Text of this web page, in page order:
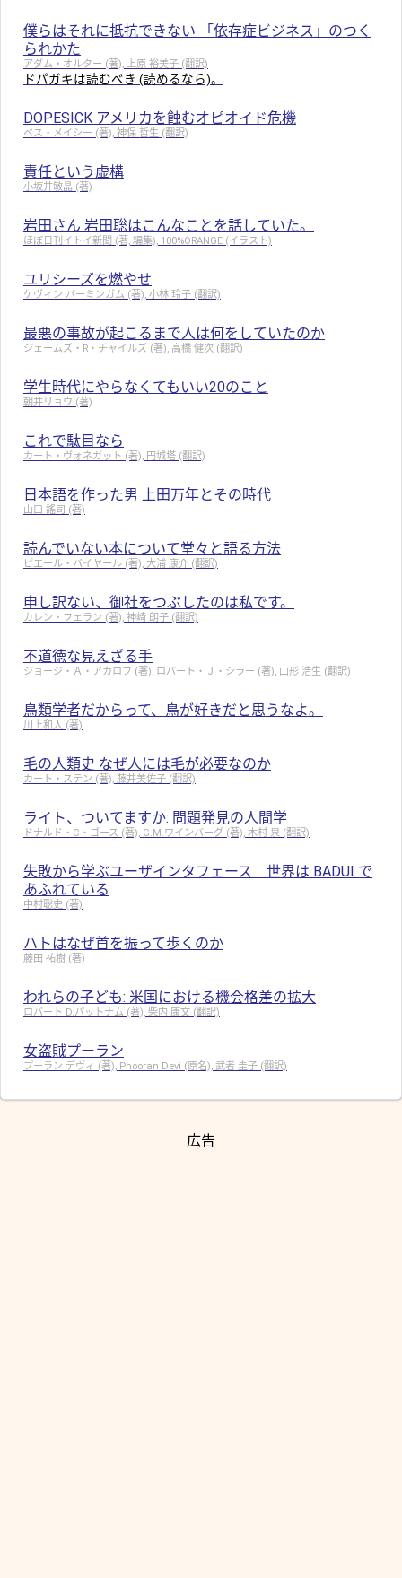
僕らはそれに抵抗できない 「依存症ビジネス」のつく
られかた
アダム・オルター (著), 上原 裕美子 (翻訳)
ドパガキは読むべき (読めるなら)。
DOPESICK アメリカを蝕むオピオイド危機
ベス・メイシー (著), 神保 哲生 (翻訳)
責任という虚構
小坂井敏晶 (著)
岩田さん 岩田聡はこんなことを話していた。
ほぼ日刊イトイ新聞 (著, 編集), 100%ORANGE (イラスト)
ユリシーズを燃やせ
ケヴィン バーミンガム (著), 小林 玲子 (翻訳)
最悪の事故が起こるまで人は何をしていたのか
ジェームズ・R・チャイルズ (著), 高橋 健次 (翻訳)
学生時代にやらなくてもいい20のこと
朝井リョウ (著)
これで駄目なら
カート・ヴォネガット (著), 円城塔 (翻訳)
日本語を作った男 上田万年とその時代
山口 謠司 (著)
読んでいない本について堂々と語る方法
ピエール・バイヤール (著), 大浦 康介 (翻訳)
申し訳ない、御社をつぶしたのは私です。
カレン・フェラン (著), 神崎 朗子 (翻訳)
不道徳な見えざる手
ジョージ・Ａ・アカロフ (著), ロバート・Ｊ・シラー (著), 山形 浩生 (翻訳)
鳥類学者だからって、鳥が好きだと思うなよ。
川上和人 (著)
毛の人類史 なぜ人には毛が必要なのか
カート・ステン (著), 藤井美佐子 (翻訳)
ライト、ついてますか: 問題発見の人間学
ドナルド・C・ゴース (著), G.M.ワインバーグ (著), 木村 泉 (翻訳)
失敗から学ぶユーザインタフェース 世界は BADUI で
あふれている
中村聡史 (著)
ハトはなぜ首を振って歩くのか
藤田 祐樹 (著)
われらの子ども: 米国における機会格差の拡大
ロバート D.パットナム (著), 柴内 康文 (翻訳)
女盗賊プーラン
プーラン デヴィ (著), Phooran Devi (原名), 武者 圭子 (翻訳)
広告